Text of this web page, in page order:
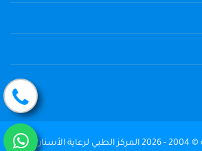
جميع الحقوق محفوظة © 2004 - 2026 المركز الطبي لرعاية الأسنان The